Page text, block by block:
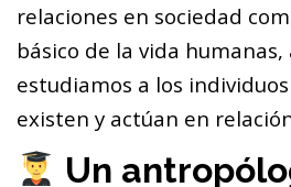
relaciones en sociedad
básico de la vida humanas,
estudiamos a los
existen y actúan en
Un